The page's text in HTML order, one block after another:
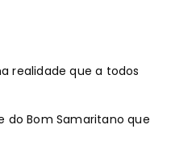
realidade que a todos
do Bom Samaritano que